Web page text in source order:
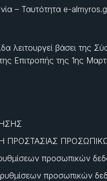
– Ταυτότητα e-
λειτουργεί βάσει της
Επιτροπής της 1ης
ΠΡΟΣΤΑΣΙΑΣ
προσωπικών
ρυθμίσεων προσωπικών